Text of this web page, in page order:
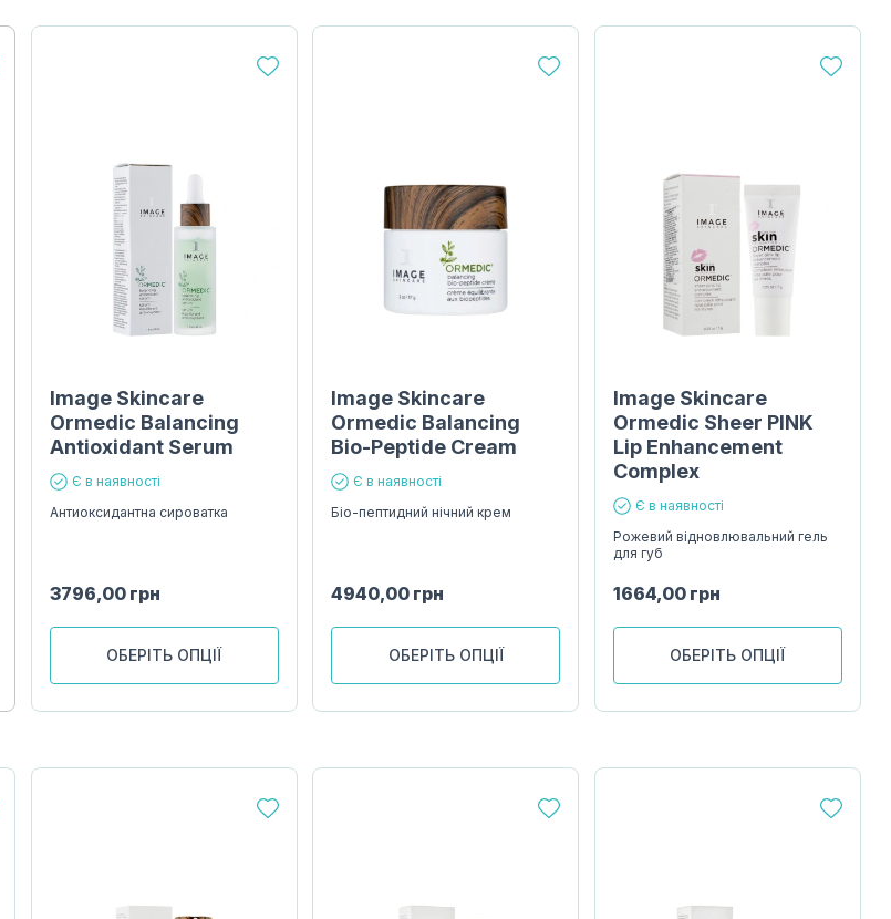
Image Skincare
Ormedic Balancing
Antioxidant Serum
Є в наявності
Антиоксидантна сироватка
3796,00 грн
ОБЕРІТЬ ОПЦІЇ
Image Skincare
Ormedic Balancing
Bio-Peptide Cream
Є в наявності
Біо-пептидний нічний крем
4940,00 грн
ОБЕРІТЬ ОПЦІЇ
Image Skincare
Ormedic Sheer PINK
Lip Enhancement
Complex
Є в наявності
Рожевий відновлювальний гель
для губ
1664,00 грн
ОБЕРІТЬ ОПЦІЇ